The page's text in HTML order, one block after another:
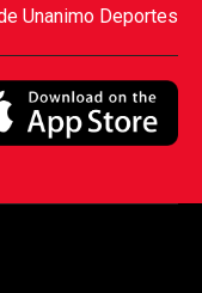
Unanimo Deportes